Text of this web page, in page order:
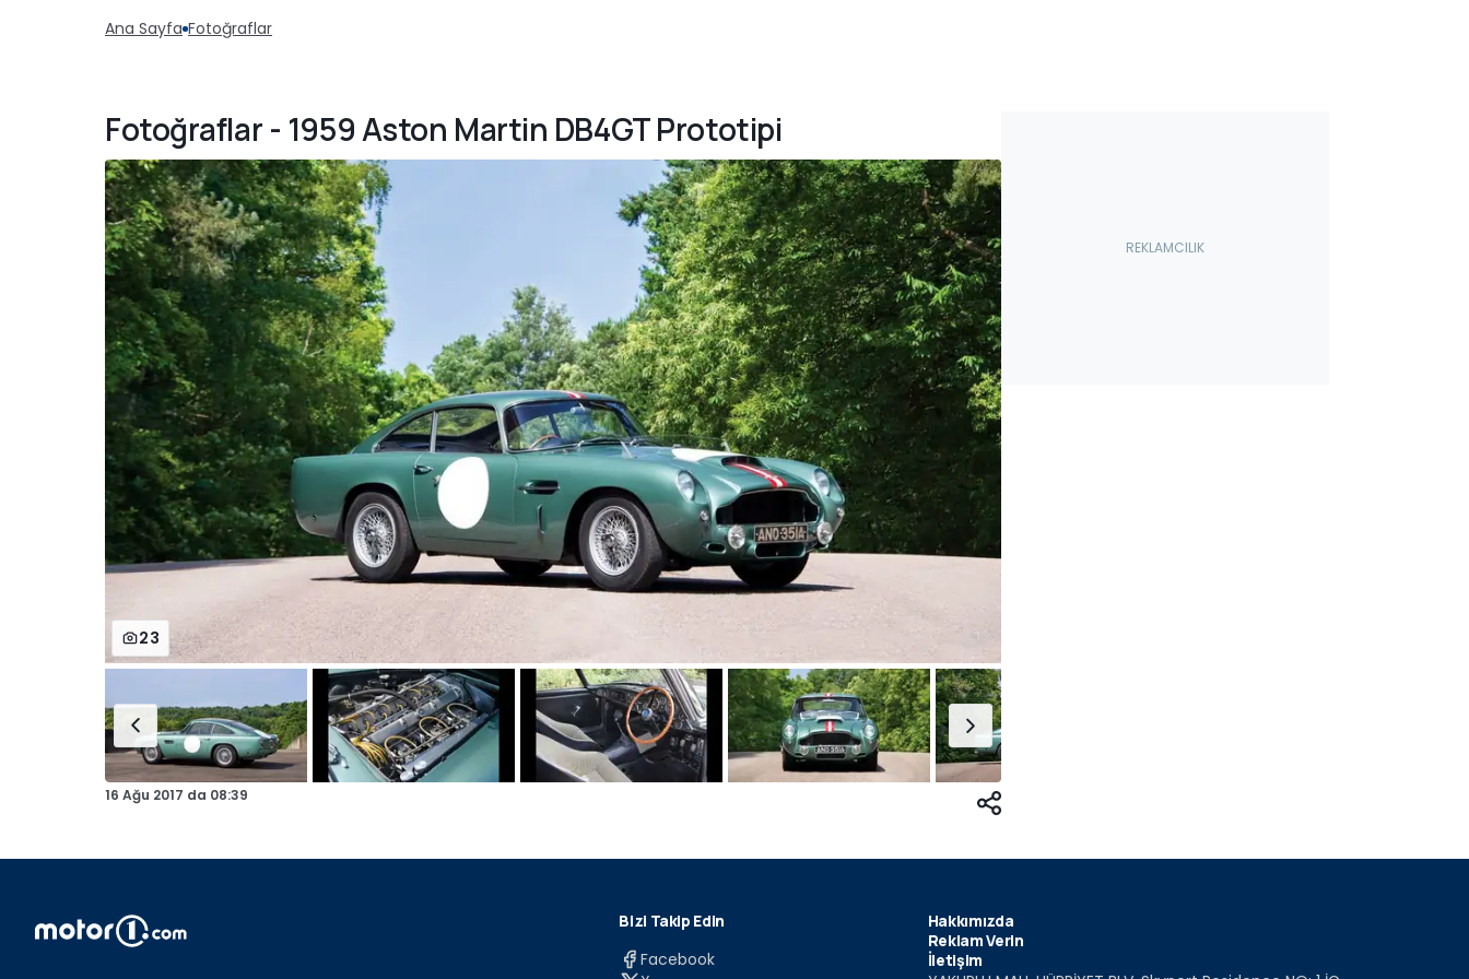
Ana Sayfa Fotoğraflar
Fotoğraflar - 1959 Aston Martin DB4GT Prototipi
23
16 Ağu 2017 da 08:39
Bizi Takip Edin
Facebook
Hakkımızda
Reklam Verin
İletişim